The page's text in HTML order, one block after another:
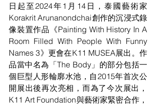
日起至2024年1月14日，泰國藝術家
Korakrit Arunanondchai創作的沉浸式錄
像裝置作品《Painting With History In A
Room Filled With People With Funny
Names 3》更會在K11 MUSEA展出。作
品當中名為「The Body」的部分包括一
個巨型人形輪廓水池，自2015年首次公
開展出後再次亮相，而為了今次展出，
K11 Art Foundation與藝術家緊密合作，